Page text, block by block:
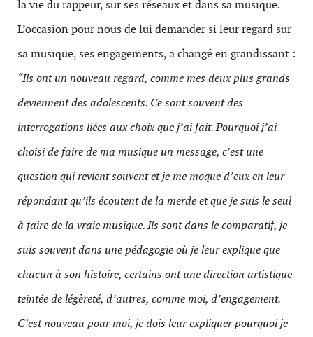
la vie du rappeur, sur ses réseaux et dans sa musique.
L’occasion pour nous de lui demander si leur regard sur
sa musique, ses engagements, a changé en grandissant :
“Ils ont un nouveau regard, comme mes deux plus grands
deviennent des adolescents. Ce sont souvent des
interrogations liées aux choix que j’ai fait. Pourquoi j’ai
choisi de faire de ma musique un message, c’est une
question qui revient souvent et je me moque d’eux en leur
répondant qu’ils écoutent de la merde et que je suis le seul
à faire de la vraie musique. Ils sont dans le comparatif, je
suis souvent dans une pédagogie où je leur explique que
chacun à son histoire, certains ont une direction artistique
teintée de légèreté, d’autres, comme moi, d’engagement.
C’est nouveau pour moi, je dois leur expliquer pourquoi je